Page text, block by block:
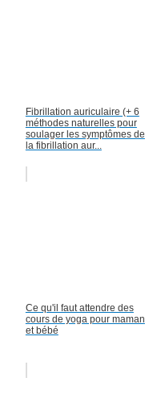
Fibrillation auriculaire (+ 6
méthodes naturelles pour
soulager les symptômes de
la fibrillation aur...
Ce qu'il faut attendre des
cours de yoga pour maman
et bébé